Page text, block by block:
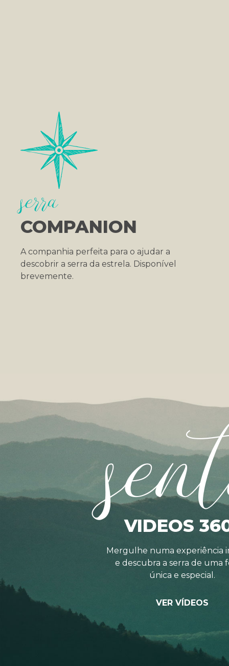
serra
COMPANION
A companhia perfeita para o ajudar a
descobrir a serra da estrela. Disponível
brevemente.
VIDEOS
Mergulhe numa experiência
e descubra a serra de uma
única e especial.
VER VÍDEOS